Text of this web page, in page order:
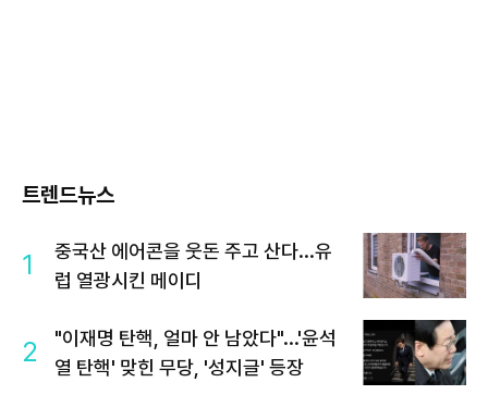
트렌드뉴스
1
중국산 에어콘을 웃돈 주고 산다...유
럽 열광시킨 메이디
2
"이재명 탄핵, 얼마 안 남았다"...'윤석
열 탄핵' 맞힌 무당, '성지글' 등장